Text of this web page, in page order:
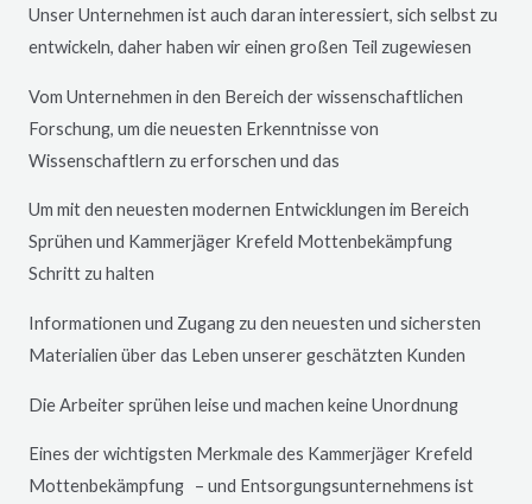
Unser Unternehmen ist auch daran interessiert, sich selbst zu
entwickeln, daher haben wir einen großen Teil zugewiesen
Vom Unternehmen in den Bereich der wissenschaftlichen
Forschung, um die neuesten Erkenntnisse von
Wissenschaftlern zu erforschen und das
Um mit den neuesten modernen Entwicklungen im Bereich
Sprühen und Kammerjäger Krefeld Mottenbekämpfung
Schritt zu halten
Informationen und Zugang zu den neuesten und sichersten
Materialien über das Leben unserer geschätzten Kunden
Die Arbeiter sprühen leise und machen keine Unordnung
Eines der wichtigsten Merkmale des Kammerjäger Krefeld
Mottenbekämpfung – und Entsorgungsunternehmens ist